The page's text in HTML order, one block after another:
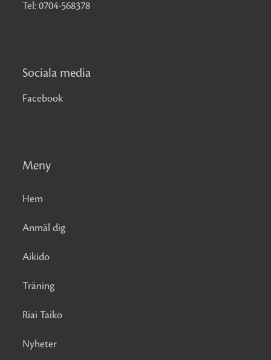
Tel: 0704-568378
Sociala media
Facebook
Meny
Hem
Anmäl dig
Aikido
Träning
Riai Taiko
Nyheter